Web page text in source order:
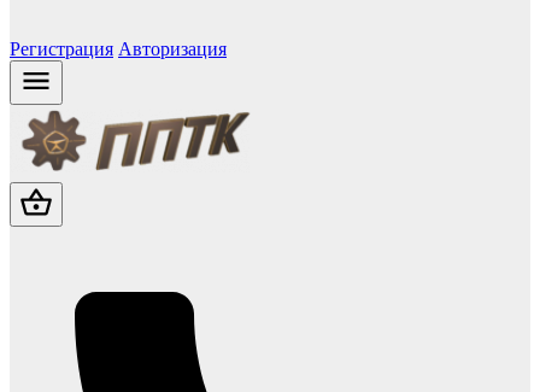
Регистрация Авторизация